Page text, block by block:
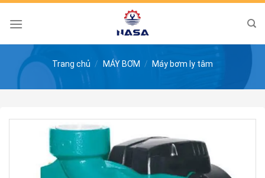
Skip
Trang chủ / MÁY BƠM / Máy bơm ly tâm